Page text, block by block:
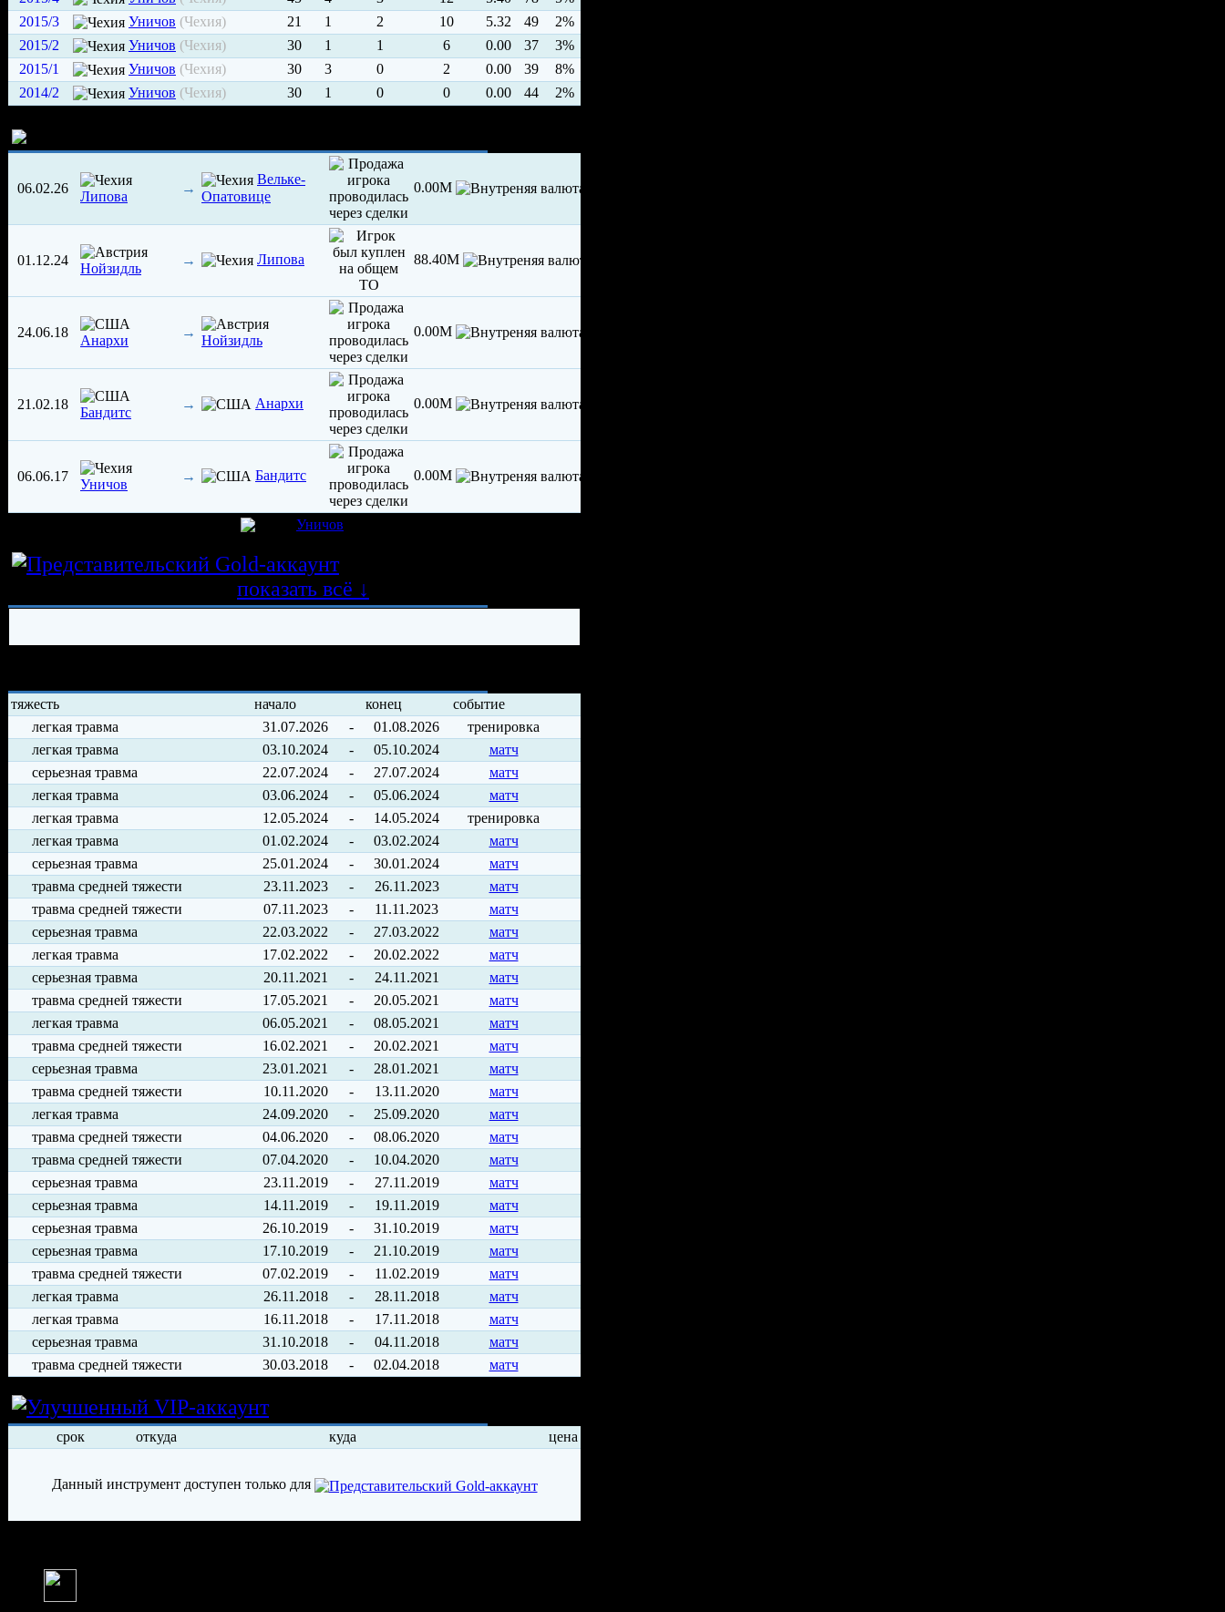
2015/3
Уничов (Чехия) 21 1 2 10 5.32 49
2%
2015/2
Уничов (Чехия) 30 1 1 6 0.00 37
3%
2015/1
Уничов (Чехия) 30 3 0 2 0.00 39
8%
2014/2
Уничов (Чехия) 30 1 0 0 0.00 44 2%
06.02.26
Липова
→
Вельке-
Опатовице
0.00M
01.12.24
Нойзидль
→ Липова 88.40M
24.06.18
Анархи
→
Нойзидль
0.00M
21.02.18
Бандитс
→ Анархи 0.00M
06.06.17
Уничов
→ Бандитс 0.00M
Уничов
История
показать всё ↓
тяжесть начало конец
событие
легкая травма
31.07.2026 - 01.08.2026
тренировка
легкая травма
03.10.2024 - 05.10.2024
матч
серьезная травма
22.07.2024 - 27.07.2024
матч
легкая травма
03.06.2024 - 05.06.2024
матч
легкая травма
12.05.2024 - 14.05.2024
тренировка
легкая травма
01.02.2024 - 03.02.2024
матч
серьезная травма
25.01.2024 - 30.01.2024
матч
травма средней тяжести
23.11.2023 - 26.11.2023
матч
травма средней тяжести
07.11.2023 - 11.11.2023
матч
серьезная травма
22.03.2022 - 27.03.2022
матч
легкая травма
17.02.2022 - 20.02.2022
матч
серьезная травма
20.11.2021 - 24.11.2021
матч
травма средней тяжести
17.05.2021 - 20.05.2021
матч
легкая травма
06.05.2021 - 08.05.2021
матч
травма средней тяжести
16.02.2021 - 20.02.2021
матч
серьезная травма
23.01.2021 - 28.01.2021
матч
травма средней тяжести
10.11.2020 - 13.11.2020
матч
легкая травма
24.09.2020 - 25.09.2020
матч
травма средней тяжести
04.06.2020 - 08.06.2020
матч
травма средней тяжести
07.04.2020 - 10.04.2020
матч
серьезная травма
23.11.2019 - 27.11.2019
матч
серьезная травма
14.11.2019 - 19.11.2019
матч
серьезная травма
26.10.2019 - 31.10.2019
матч
серьезная травма
17.10.2019 - 21.10.2019
матч
травма средней тяжести
07.02.2019 - 11.02.2019
матч
легкая травма
26.11.2018 - 28.11.2018
матч
легкая травма
16.11.2018 - 17.11.2018
матч
серьезная травма
31.10.2018 - 04.11.2018
матч
травма средней тяжести
30.03.2018 - 02.04.2018 матч
Условия аренды
срок откуда куда цена
Данный инструмент доступен только для